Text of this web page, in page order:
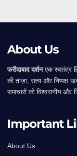
About Us
फरीदाबाद दर्शनएक स्वतंत्र
की ताज़ा, सत्य और निष्पक्ष
समाचारों को विश्वसनीय और
Important
About Us